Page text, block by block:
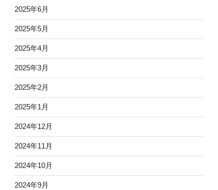
2025年6月
2025年5月
2025年4月
2025年3月
2025年2月
2025年1月
2024年12月
2024年11月
2024年10月
2024年9月